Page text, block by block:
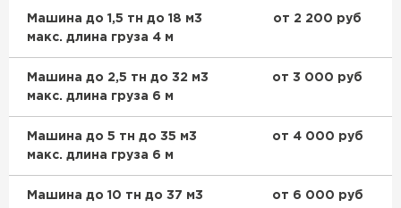
Машина до 1,5 тн до 18 м3
макс. длина груза 4 м
от 2 200 руб
Машина до 2,5 тн до 32 м3
макс. длина груза 6 м
от 3 000 руб
Машина до 5 тн до 35 м3
макс. длина груза 6 м
от 4 000 руб
Машина до 10 тн до 37 м3
от 6 000 руб